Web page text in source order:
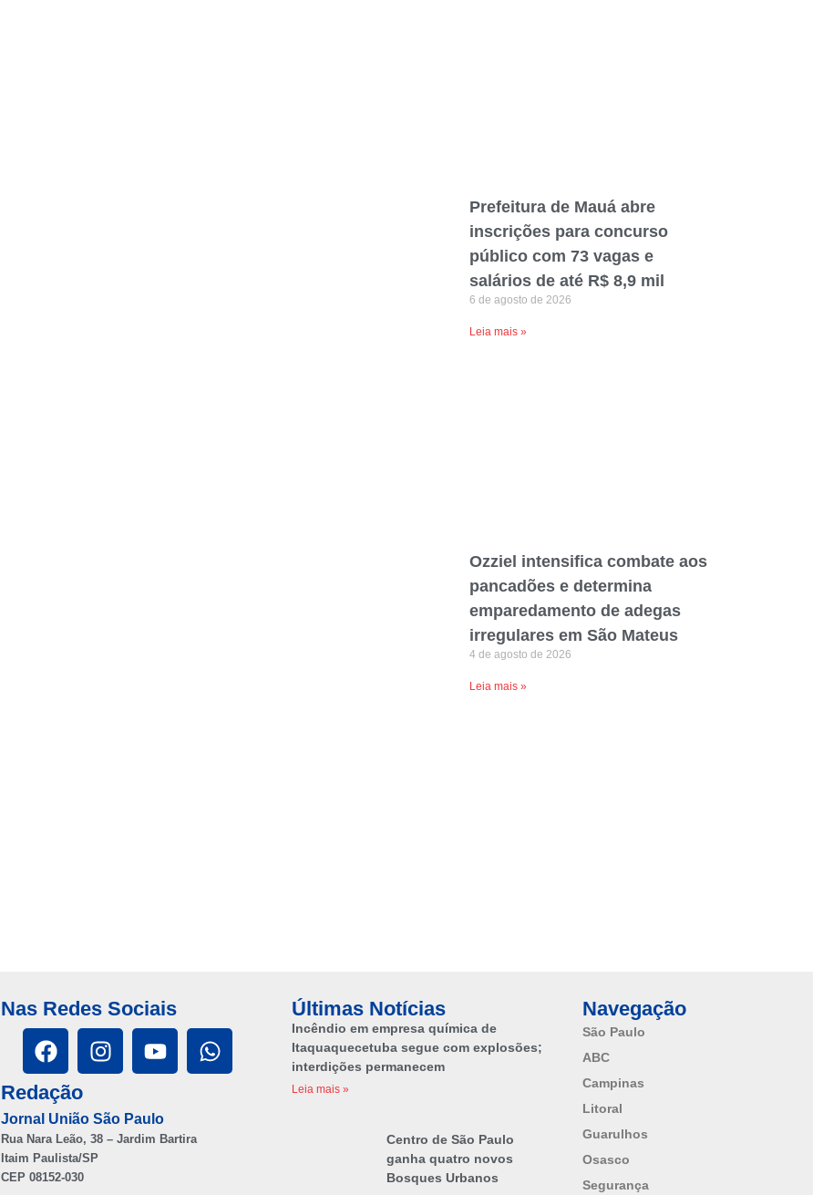
Prefeitura de Mauá abre
inscrições para concurso
público com 73 vagas e
salários de até R$ 8,9 mil
6 de agosto de 2026
Leia mais »
Ozziel intensifica combate aos
pancadões e determina
emparedamento de adegas
irregulares em São Mateus
4 de agosto de 2026
Leia mais »
Nas Redes Sociais
Redação
Jornal União São Paulo
Rua Nara Leão, 38 – Jardim Bartira
Itaim Paulista/SP
CEP 08152-030
Últimas Notícias
Incêndio em empresa química de
Itaquaquecetuba segue com explosões;
interdições permanecem
Leia mais »
Centro de São Paulo
ganha quatro novos
Bosques Urbanos
Navegação
São Paulo
ABC
Campinas
Litoral
Guarulhos
Osasco
Segurança